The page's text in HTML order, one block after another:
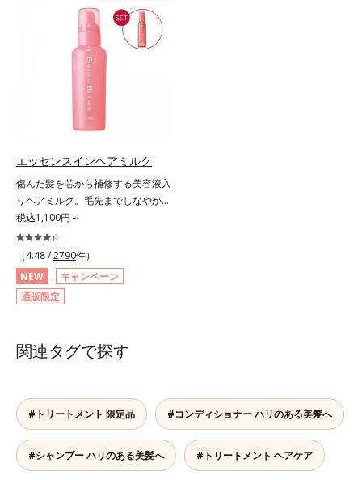
プーを実現しました。また、うるお
いを与える「バイオモイスト成分
(*2)」を配合することで、頭皮の油
分と水分のバランスを整え、髪と頭
皮をすこやかに保ちます。さらにコ
ンディショナーには髪の1本1本を均
一な膜で包み込む「プレスタイリン
グ効果により夜にしっかり整えた髪
の形状をキープしやすい状態に整
え、スタイリングしやすい髪へ導き
ます。深呼吸したくなる爽やかでや
さしいグリーン＆ハーブの香りで、
毎日をタフに頑張る男性の心を解き
ほぐします。*1 ラウリルグルコシ
ド、ラウリン酸ポリグリセリル-10
＝皮脂、スタイリング剤など複合的
な汚れを落とす成分*2 グリチルリ
キス（微生物由来）、イワベンケイ
根エキス（植物由来）＝頭皮にうる
分を保ち、髪をまとまりやすく整え
る成分
エッセンスインヘアミルク
傷んだ髪を芯から補修する美容液入
りヘアミルク。毛先までしなやかな
美髪へ。パサつき、広がり、枝毛、
ツヤ不足・・・髪のお悩みは尽きな
いもの。エッセンスインヘアミルク
は、そんなお悩みを解決する洗い流
さないタイプのトリートメントで
す。サロン業界注目の美髪成分
るのを防ぐ重要な役割を担ってお
す。一度「CMC」を失うと自ら作り
出すことはできないので、補うケア
が不可欠なのです。使用方法は簡
単。適量を手にとって、タオルドラ
イ後の髪（または乾いた髪）に、毛
税込1,100円～
（4.48 /2790件）
NEW
キャンペーン
通販限定
関連タグで探す
#トリートメント 限定品 #コンディショナー ハリのある美髪へ
#シャンプー ハリのある美髪へ #トリートメント ヘアケア